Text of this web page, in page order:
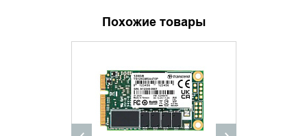
Похожие товары
УТОЧНИТЬ НАЛИЧИЕ